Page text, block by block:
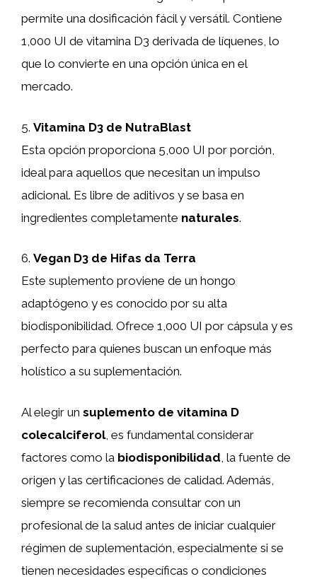
permite una dosificación fácil y versátil. Contiene
1,000 UI de vitamina D3 derivada de líquenes, lo
que lo convierte en una opción única en el
mercado.
5. Vitamina D3 de NutraBlast
Esta opción proporciona 5,000 UI por porción,
ideal para aquellos que necesitan un impulso
adicional. Es libre de aditivos y se basa en
ingredientes completamente naturales.
6. Vegan D3 de Hifas da Terra
Este suplemento proviene de un hongo
adaptógeno y es conocido por su alta
biodisponibilidad. Ofrece 1,000 UI por cápsula y es
perfecto para quienes buscan un enfoque más
holístico a su suplementación.
Al elegir un suplemento de vitamina D
colecalciferol, es fundamental considerar
factores como la biodisponibilidad , la fuente de
origen y las certificaciones de calidad. Además,
siempre se recomienda consultar con un
profesional de la salud antes de iniciar cualquier
régimen de suplementación, especialmente si se
tienen necesidades específicas o condiciones